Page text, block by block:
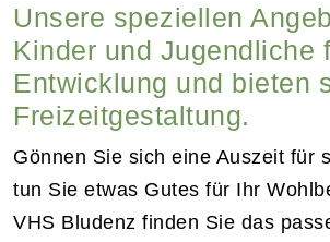
Unsere speziellen
Kinder und Jugendliche
Entwicklung und bieten
Freizeitgestaltung.
Gönnen Sie sich eine Auszeit für
tun Sie etwas Gutes für Ihr
VHS Bludenz finden Sie das